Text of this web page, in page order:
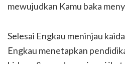
mewujudkan Kamu baka
Selesai Engkau meninjau
Engkau menetapkan